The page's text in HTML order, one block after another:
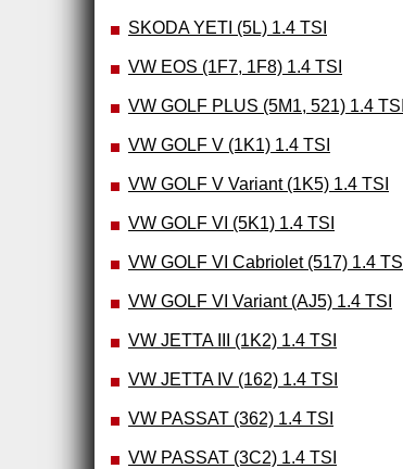
SKODA YETI (5L) 1.4 TSI
VW EOS (1F7, 1F8) 1.4 TSI
VW GOLF PLUS (5M1, 521) 1.4 TSI
VW GOLF V (1K1) 1.4 TSI
VW GOLF V Variant (1K5) 1.4 TSI
VW GOLF VI (5K1) 1.4 TSI
VW GOLF VI Cabriolet (517) 1.4 TSI
VW GOLF VI Variant (AJ5) 1.4 TSI
VW JETTA III (1K2) 1.4 TSI
VW JETTA IV (162) 1.4 TSI
VW PASSAT (362) 1.4 TSI
VW PASSAT (3C2) 1.4 TSI